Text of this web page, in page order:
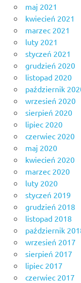
maj 2021
kwiecień 2021
marzec 2021
luty 2021
styczeń 2021
grudzień 2020
listopad 2020
październik
wrzesień 2020
sierpień 2020
lipiec 2020
czerwiec 2020
maj 2020
kwiecień 2020
marzec 2020
luty 2020
styczeń 2019
grudzień 2018
listopad 2018
październik
wrzesień 2017
sierpień 2017
lipiec 2017
czerwiec 2017